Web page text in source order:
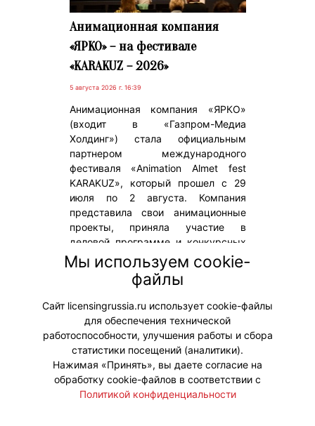
Анимационная компания
«ЯРКО» – на фестивале
«KARAKUZ – 2026»
5 августа 2026 г. 16:39
Анимационная компания «ЯРКО»
(входит в «Газпром-Медиа
Холдинг») стала официальным
партнером международного
фестиваля «Animation Almet fest
KARAKUZ», который прошел с 29
июля по 2 августа. Компания
представила свои анимационные
проекты, приняла участие в
деловой программе и конкурсных
показах, а также рассказала о
продвижении российских
анимационных брендов на
зарубежных рынках.
#ПродвижениеБренда
Мы используем cookie-
файлы
Сайт licensingrussia.ru использует cookie-файлы
для обеспечения технической
работоспособности, улучшения работы и сбора
статистики посещений (аналитики).
Нажимая «Принять», вы даете согласие на
обработку cookie-файлов в соответствии с
Политикой конфиденциальности